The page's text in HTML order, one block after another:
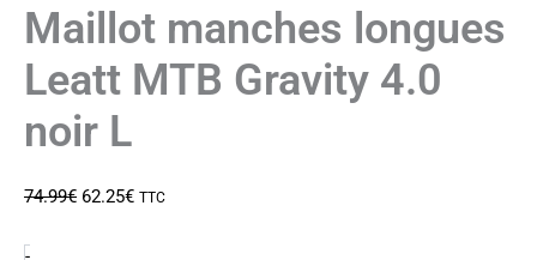
Maillot manches longues
Leatt MTB Gravity 4.0
noir L
74.99€ Le
62.25€Le
TTC
quantité